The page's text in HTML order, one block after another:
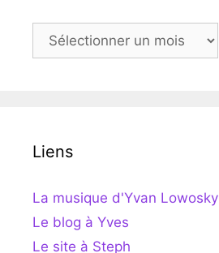
Archives
Liens
La musique d'Yvan Lowosky
Le blog à Yves
Le site à Steph